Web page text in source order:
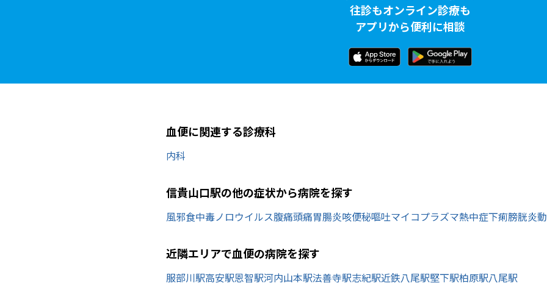
往診もオンライン診療も
アプリから便利に相談
血便に関連する診療科
内科
信貴山口駅の他の症状から病院を探す
風邪食中毒ノロウイルス腹痛頭痛胃腸炎咳便秘嘔吐マイコプラズマ熱中症下痢膀胱炎
近隣エリアで血便の病院を探す
服部川駅高安駅恩智駅河内山本駅法善寺駅志紀駅近鉄八尾駅堅下駅柏原駅八尾駅